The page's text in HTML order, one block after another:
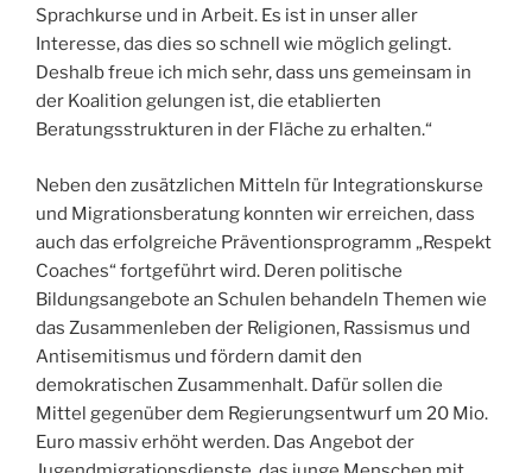
Sprachkurse und in Arbeit. Es ist in unser aller
Interesse, das dies so schnell wie möglich gelingt.
Deshalb freue ich mich sehr, dass uns gemeinsam in
der Koalition gelungen ist, die etablierten
Beratungsstrukturen in der Fläche zu erhalten.“
Neben den zusätzlichen Mitteln für Integrationskurse
und Migrationsberatung konnten wir erreichen, dass
auch das erfolgreiche Präventionsprogramm „Respekt
Coaches“ fortgeführt wird. Deren politische
Bildungsangebote an Schulen behandeln Themen wie
das Zusammenleben der Religionen, Rassismus und
Antisemitismus und fördern damit den
demokratischen Zusammenhalt. Dafür sollen die
Mittel gegenüber dem Regierungsentwurf um 20 Mio.
Euro massiv erhöht werden. Das Angebot der